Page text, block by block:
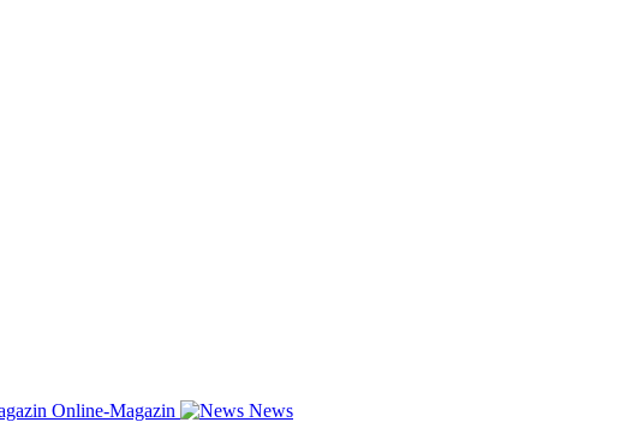
Online-Magazin
News